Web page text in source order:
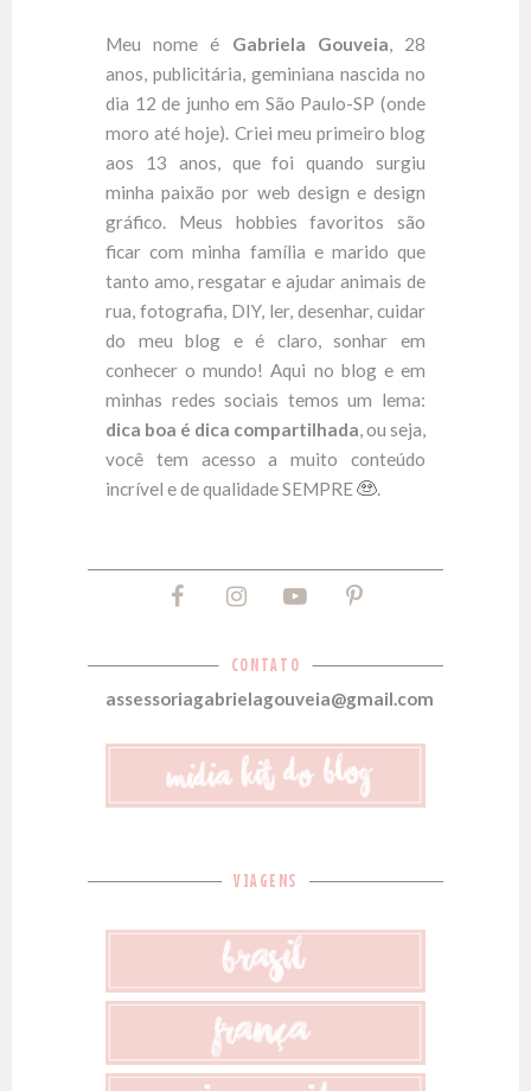
Meu nome é Gabriela Gouveia, 28
anos, publicitária, geminiana nascida no
dia 12 de junho em São Paulo-SP (onde
moro até hoje). Criei meu primeiro blog
aos 13 anos, que foi quando surgiu
minha paixão por web design e design
gráfico. Meus hobbies favoritos são
ficar com minha família e marido que
tanto amo, resgatar e ajudar animais de
rua, fotografia, DIY, ler, desenhar, cuidar
do meu blog e é claro, sonhar em
conhecer o mundo! Aqui no blog e em
minhas redes sociais temos um lema:
dica boa é dica compartilhada, ou seja,
você tem acesso a muito conteúdo
incrível e de qualidade SEMPRE
.
CONTATO
assessoriagabrielagouveia@gmail.com
VIAGENS